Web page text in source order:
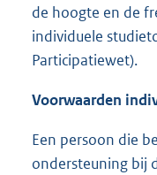
de hoogte en de
individuele
Participatiewet).
Voorwaarden
Een persoon die
ondersteuning bij